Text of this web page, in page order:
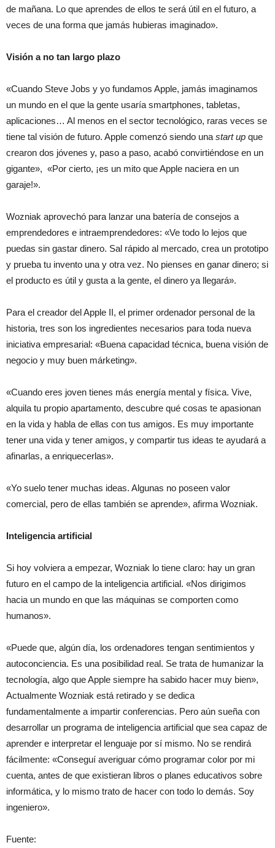
de mañana. Lo que aprendes de ellos te será útil en el futuro, a
veces de una forma que jamás hubieras imaginado».
Visión a no tan largo plazo
«Cuando Steve Jobs y yo fundamos Apple, jamás imaginamos
un mundo en el que la gente usaría smartphones, tabletas,
aplicaciones… Al menos en el sector tecnológico, raras veces se
tiene tal visión de futuro. Apple comenzó siendo una start up que
crearon dos jóvenes y, paso a paso, acabó convirtiéndose en un
gigante», «Por cierto, ¡es un mito que Apple naciera en un
garaje!».
Wozniak aprovechó para lanzar una batería de consejos a
emprendedores e intraemprendedores: «Ve todo lo lejos que
puedas sin gastar dinero. Sal rápido al mercado, crea un prototipo
y prueba tu invento una y otra vez. No pienses en ganar dinero; si
el producto es útil y gusta a la gente, el dinero ya llegará».
Para el creador del Apple II, el primer ordenador personal de la
historia, tres son los ingredientes necesarios para toda nueva
iniciativa empresarial: «Buena capacidad técnica, buena visión de
negocio y muy buen márketing».
«Cuando eres joven tienes más energía mental y física. Vive,
alquila tu propio apartamento, descubre qué cosas te apasionan
en la vida y habla de ellas con tus amigos. Es muy importante
tener una vida y tener amigos, y compartir tus ideas te ayudará a
afinarlas, a enriquecerlas».
«Yo suelo tener muchas ideas. Algunas no poseen valor
comercial, pero de ellas también se aprende», afirma Wozniak.
Inteligencia artificial
Si hoy volviera a empezar, Wozniak lo tiene claro: hay un gran
futuro en el campo de la inteligencia artificial. «Nos dirigimos
hacia un mundo en que las máquinas se comporten como
humanos».
«Puede que, algún día, los ordenadores tengan sentimientos y
autoconciencia. Es una posibilidad real. Se trata de humanizar la
tecnología, algo que Apple siempre ha sabido hacer muy bien»,
Actualmente Wozniak está retirado y se dedica
fundamentalmente a impartir conferencias. Pero aún sueña con
desarrollar un programa de inteligencia artificial que sea capaz de
aprender e interpretar el lenguaje por sí mismo. No se rendirá
fácilmente: «Conseguí averiguar cómo programar color por mi
cuenta, antes de que existieran libros o planes educativos sobre
informática, y lo mismo trato de hacer con todo lo demás. Soy
ingeniero».
Fuente: